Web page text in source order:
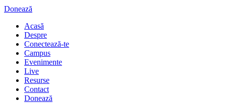
Donează
Acasă
Despre
Conectează-te
Campus
Evenimente
Live
Resurse
Contact
Donează